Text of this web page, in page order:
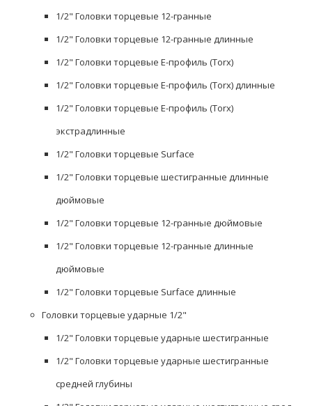
1/2" Головки торцевые 12-гранные
1/2" Головки торцевые 12-гранные длинные
1/2" Головки торцевые Е-профиль (Torx)
1/2" Головки торцевые Е-профиль (Torx) длинные
1/2" Головки торцевые Е-профиль (Torx)
экстрадлинные
1/2" Головки торцевые Surface
1/2" Головки торцевые шестигранные длинные
дюймовые
1/2" Головки торцевые 12-гранные дюймовые
1/2" Головки торцевые 12-гранные длинные
дюймовые
1/2" Головки торцевые Surface длинные
Головки торцевые ударные 1/2"
1/2" Головки торцевые ударные шестигранные
1/2" Головки торцевые ударные шестигранные
средней глубины